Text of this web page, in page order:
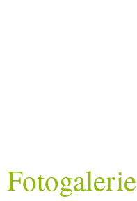
Fotogalerie